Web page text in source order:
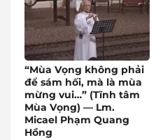
“Mùa Vọng không phải
để sám hối, mà là mùa
mừng vui…” (Tĩnh tâm
Mùa Vọng) — Lm.
Micael Phạm Quang
Hồng